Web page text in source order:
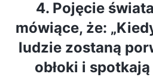
4. Pojęcie
mówiące, że:
ludzie zostaną
obłoki i